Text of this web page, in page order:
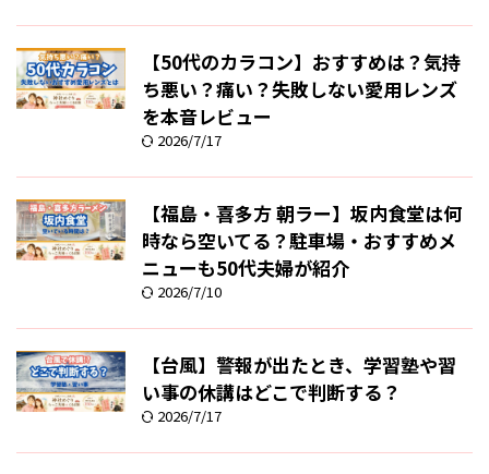
【50代のカラコン】おすすめは？気持
ち悪い？痛い？失敗しない愛用レンズ
を本音レビュー
2026/7/17
【福島・喜多方 朝ラー】坂内食堂は何
時なら空いてる？駐車場・おすすめメ
ニューも50代夫婦が紹介
2026/7/10
【台風】警報が出たとき、学習塾や習
い事の休講はどこで判断する？
2026/7/17